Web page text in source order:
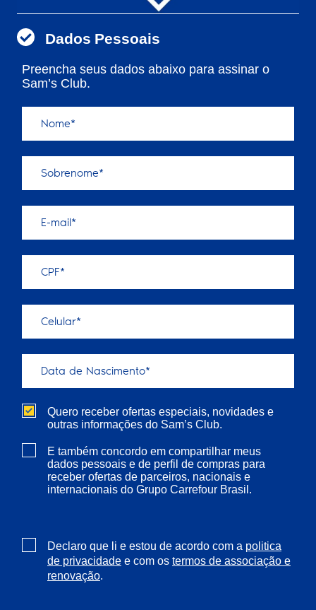
Dados Pessoais
Preencha seus dados abaixo para assinar o
Sam’s Club.
Quero receber ofertas especiais, novidades e
outras informações do Sam’s Club.
E também concordo em compartilhar meus
dados pessoais e de perfil de compras para
receber ofertas de parceiros, nacionais e
internacionais do Grupo Carrefour Brasil.
Declaro que li e estou de acordo com a politica
de privacidade e com os termos de associação e
renovação.